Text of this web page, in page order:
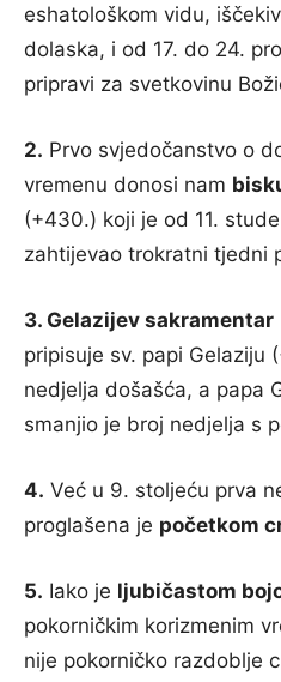
eshatološkom vidu,
dolaska, i od 17. do 24.
pripravi za svetkovinu
2. Prvo svjedočanstvo o
vremenu donosi nam
(+430.) koji je od 11.
zahtijevao trokratni tjedni
3. Gelazijev sakramentar
pripisuje sv. papi Gelaziju
nedjelja došašća, a papa
smanjio je broj nedjelja s
4. Već u 9. stoljeću prva
proglašena je početkom
5. Iako je ljubičastom
pokorničkim korizmenim
nije pokorničko razdoblje